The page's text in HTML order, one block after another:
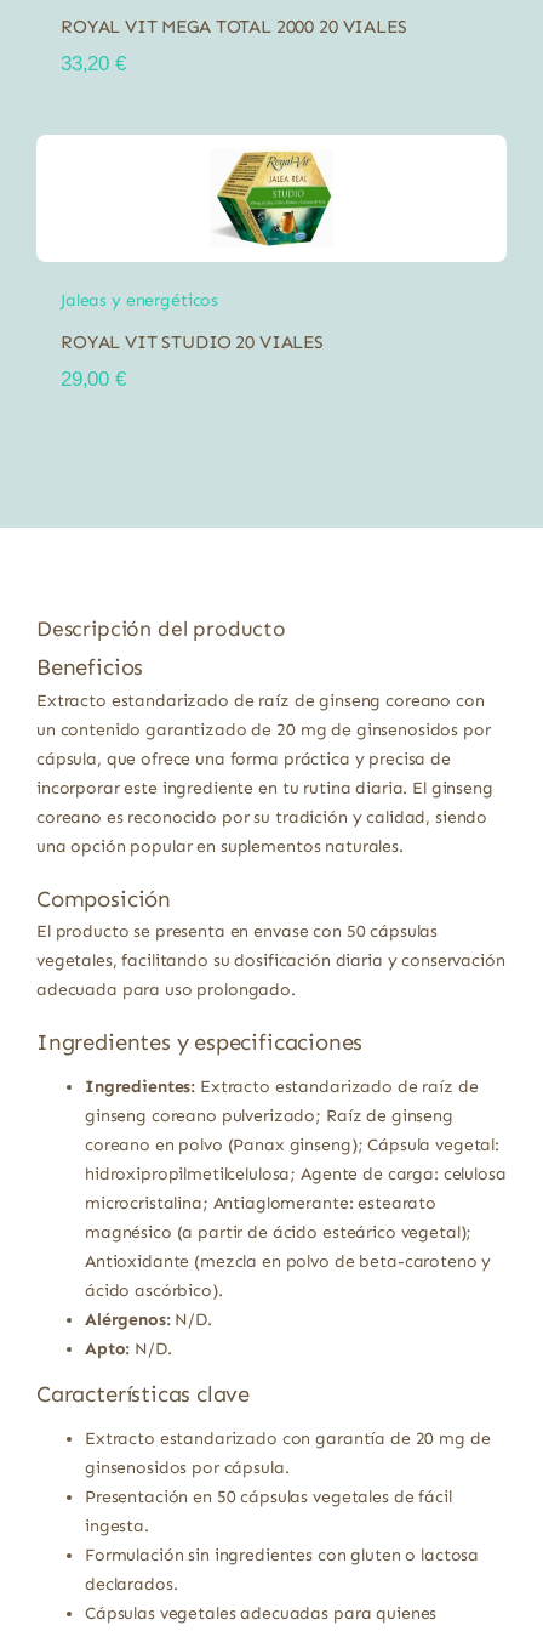
ROYAL VIT MEGA TOTAL 2000 20 VIALES
33,20 €
Jaleas y energéticos
ROYAL VIT STUDIO 20 VIALES
29,00 €
Descripción del producto
Beneficios
Extracto estandarizado de raíz de ginseng coreano con
un contenido garantizado de 20 mg de ginsenosidos por
cápsula, que ofrece una forma práctica y precisa de
incorporar este ingrediente en tu rutina diaria. El ginseng
coreano es reconocido por su tradición y calidad, siendo
una opción popular en suplementos naturales.
Composición
El producto se presenta en envase con 50 cápsulas
vegetales, facilitando su dosificación diaria y conservación
adecuada para uso prolongado.
Ingredientes y especificaciones
Ingredientes: Extracto estandarizado de raíz de
ginseng coreano pulverizado; Raíz de ginseng
coreano en polvo (Panax ginseng); Cápsula vegetal:
hidroxipropilmetilcelulosa; Agente de carga: celulosa
microcristalina; Antiaglomerante: estearato
magnésico (a partir de ácido esteárico vegetal);
Antioxidante (mezcla en polvo de beta-caroteno y
ácido ascórbico).
Alérgenos:N/D.
Apto: N/D.
Características clave
Extracto estandarizado con garantía de 20 mg de
ginsenosidos por cápsula.
Presentación en 50 cápsulas vegetales de fácil
ingesta.
Formulación sin ingredientes con gluten o lactosa
declarados.
Cápsulas vegetales adecuadas para quienes